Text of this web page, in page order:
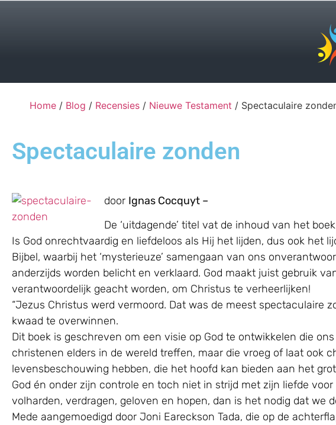
Home / Blog / Recensies / Nieuwe Testament / Spectaculaire
Spectaculaire zonden
door Ignas Cocquyt –
De ‘uitdagende’ titel vat de inhoud van het
Is God onrechtvaardig en liefdeloos als Hij het lijden, dus ook het
Bijbel, waarbij het ‘mysterieuze’ samengaan van ons
anderzijds worden belicht en verklaard. God maakt juist gebruik
verantwoordelijk geacht worden, om Christus te verheerlijken!
“Jezus Christus werd vermoord. Dat was de meest spectaculaire
kwaad te overwinnen.
Dit boek is geschreven om een visie op God te ontwikkelen die
christenen elders in de wereld treffen, maar die vroeg of laat ook
levensbeschouwing hebben, die het hoofd kan bieden aan het
God én onder zijn controle en toch niet in strijd met zijn liefde
volharden, verdragen, geloven en hopen, dan is het nodig dat we
Mede aangemoedigd door Joni Eareckson Tada, die op de